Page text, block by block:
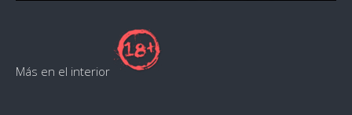
Más en el interior